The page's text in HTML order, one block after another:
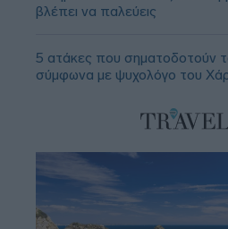
βλέπει να παλεύεις
5 ατάκες που σηματοδοτούν
σύμφωνα με ψυχολόγο του